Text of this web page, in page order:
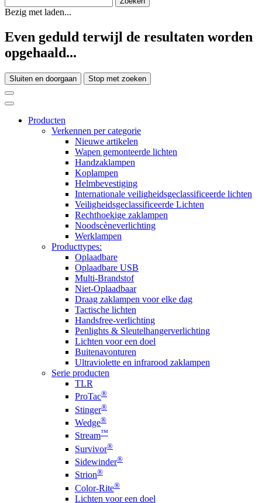
Bezig met laden...
Even geduld terwijl de resultaten worden
opgehaald...
Sluiten en doorgaan Stop met zoeken
Producten
Verkennen per categorie
Nieuwe artikelen
Wapen gemonteerde lichten
Handzaklampen
Koplampen
Helmbevestiging
Internationale veiligheidsgeclassificeerde lichten
Veiligheidsgeclassificeerde Lichten
Rechthoekige zaklampen
Noodscèneverlichting
Werklampen
Producttypes:
Oplaadbare
Oplaadbare USB
Multi-Brandstof
Niet-Oplaadbaar
Draag zaklampen voor elke dag
Tactische lichten
Handsfree-verlichting
Penlights & Sleutelhangerverlichting
Lichten voor een doel
Buitenavonturen
Ultraviolette en infrarood zaklampen
Serie producten
TLR
ProTac®
Stinger®
Wedge®
Stream™
Survivor®
Sidewinder®
Strion®
Color-Rite®
Lichten voor een doel